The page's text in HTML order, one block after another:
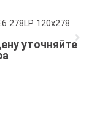
278LP 120x278
уточняйте